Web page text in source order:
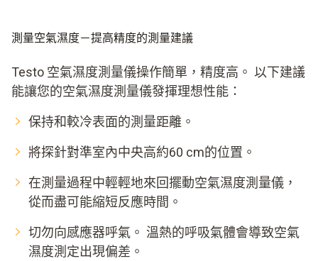
測量空氣濕度－提高精度的測量建議
Testo 空氣濕度測量儀操作簡單，精度高。 以下建議
能讓您的空氣濕度測量儀發揮理想性能：
保持和較冷表面的測量距離。
將探針對準室內中央高約60 cm的位置。
在測量過程中輕輕地來回擺動空氣濕度測量儀，
從而盡可能縮短反應時間。
切勿向感應器呼氣。 溫熱的呼吸氣體會導致空氣
濕度測定出現偏差。